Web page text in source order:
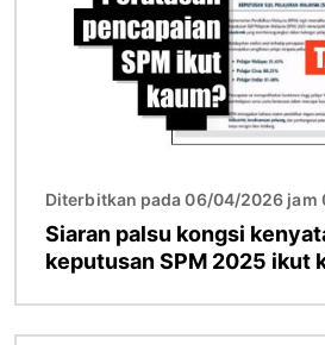
Diterbitkan pada 06/04/2026 jam
Siaran palsu kongsi
keputusan SPM 2025 ikut